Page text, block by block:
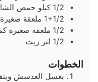
1/2 كيلو حمص
1+1/2 ملعقة صغيرة
1/2 ملعقة صغيرة
1/2 لتر زيت
الخطوات
يغسل العدسش